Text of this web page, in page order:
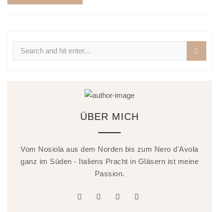
Search
for:
ÜBER MICH
Vom Nosiola aus dem Norden bis zum Nero d'Avola
ganz im Süden - Italiens Pracht in Gläsern ist meine
Passion.